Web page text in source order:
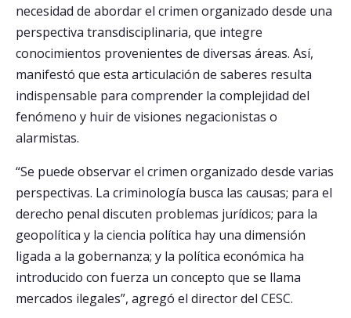
necesidad de abordar el crimen organizado desde una
perspectiva transdisciplinaria, que integre
conocimientos provenientes de diversas áreas. Así,
manifestó que esta articulación de saberes resulta
indispensable para comprender la complejidad del
fenómeno y huir de visiones negacionistas o
alarmistas.
“Se puede observar el crimen organizado desde varias
perspectivas. La criminología busca las causas; para el
derecho penal discuten problemas jurídicos; para la
geopolítica y la ciencia política hay una dimensión
ligada a la gobernanza; y la política económica ha
introducido con fuerza un concepto que se llama
mercados ilegales”, agregó el director del CESC.